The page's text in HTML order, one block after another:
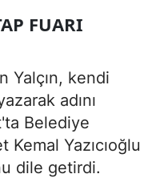
FUARI
Yalçın, kendi
adını
Belediye
Kemal Yazıcıoğlu
dile getirdi.